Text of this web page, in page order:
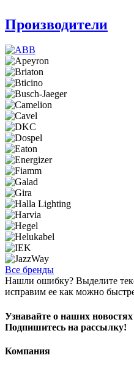
Производители
Все бренды
Нашли ошибку? Выделите
исправим ее как можно
Узнавайте о наших
Подпишитесь на рассылку!
Компания